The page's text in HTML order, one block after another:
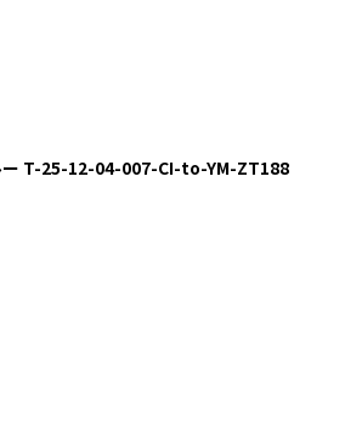
ー T-25-12-04-007-CI-to-YM-ZT188